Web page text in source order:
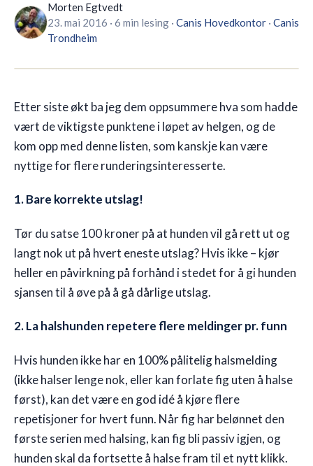
🇳🇴NO
Morten Egtvedt
23. mai 2016 · 6 min lesing · Canis Hovedkontor · Canis
Trondheim
Etter siste økt ba jeg dem oppsummere hva som hadde
vært de viktigste punktene i løpet av helgen, og de
kom opp med denne listen, som kanskje kan være
nyttige for flere runderingsinteresserte.
1. Bare korrekte utslag!
Tør du satse 100 kroner på at hunden vil gå rett ut og
langt nok ut på hvert eneste utslag? Hvis ikke – kjør
heller en påvirkning på forhånd i stedet for å gi hunden
sjansen til å øve på å gå dårlige utslag.
2. La halshunden repetere flere meldinger pr. funn
Hvis hunden ikke har en 100% pålitelig halsmelding
(ikke halser lenge nok, eller kan forlate fig uten å halse
først), kan det være en god idé å kjøre flere
repetisjoner for hvert funn. Når fig har belønnet den
første serien med halsing, kan fig bli passiv igjen, og
hunden skal da fortsette å halse fram til et nytt klikk.